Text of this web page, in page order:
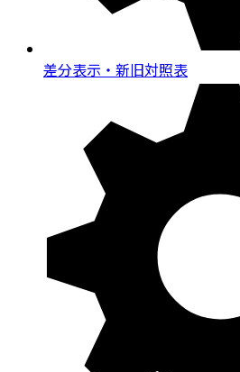
差分表示・新旧対照表